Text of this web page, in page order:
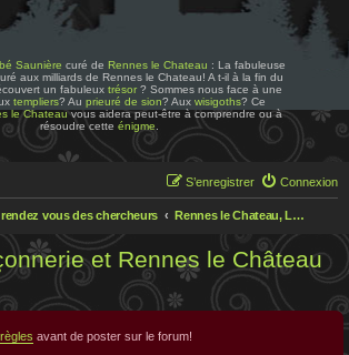
Saunière curé de Rennes le Chateau : La fabuleuse
aux milliards de Rennes le Chateau! A t-il à la fin du
un fabuleux trésor? Sommes nous face à une
templiers? Au prieuré de sion? Aux wisigoths? Ce
le Chateauvous aidera peut-être à comprendre ou à
résoudre cetteénigme
Connexion
S’enregistrer
vous des chercheurs Rennes le Chateau, Le rendez-vous des chercheurs
et Rennes le Château
avant de poster sur le forum!